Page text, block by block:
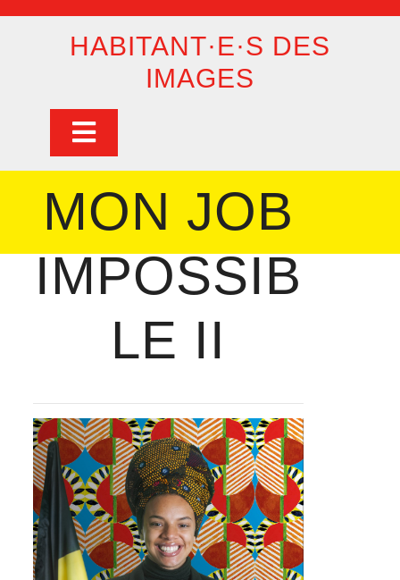
HABITANT·E·S DES
IMAGES
Open
Button
MON JOB
IMPOSSIB
LE II